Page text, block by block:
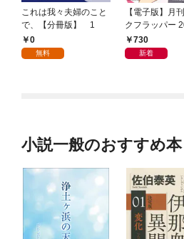
これは我々夫婦のこと
で、【分冊版】 1
0
無料
【電子版】月
クフラッパー
月号730
新着
小説一般のおすすめ本